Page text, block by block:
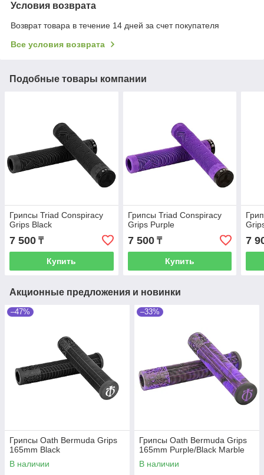
Условия возврата
Возврат товара в течение 14 дней за счет покупателя
Все условия возврата
Подобные товары компании
Грипсы Triad Conspiracy
Grips Black
7 500 ₸
Купить
Грипсы Triad Conspiracy
Grips Purple
7 500₸
Купить
7
Акционные предложения и новинки
–47%
Грипсы Oath Bermuda Grips
165mm Black
В наличии
–33%
Грипсы Oath Bermuda Grips
165mm Purple/Black Marble
В наличии